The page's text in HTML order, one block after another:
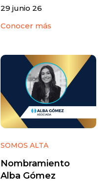
29 junio 26
Conocer más
SOMOS ALTA
Nombramiento
Alba Gómez